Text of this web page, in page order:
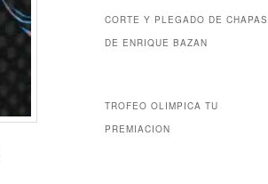
CORTE Y PLEGADO DE CHAPAS
DE ENRIQUE BAZAN
TROFEO OLIMPICA TU
PREMIACION